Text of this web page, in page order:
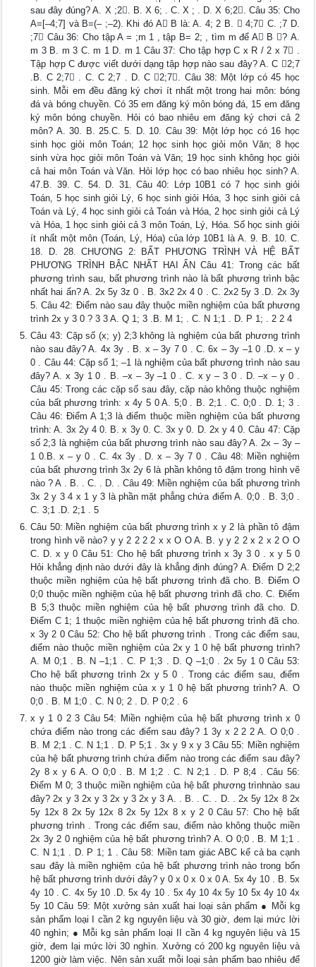
sau đây đúng? A. X ;2. B. X 6; . C. X ; . D. X 6;2. Câu 35: Cho
A=[–4;7] và B=(– ;–2). Khi đó A B là: A. 4; 2 B.  4;7 C. ;7 D.
;7 Câu 36: Cho tập A = ;m 1 , tập B= 2; , tìm m để A B ? A.
m 3 B. m 3 C. m 1 D. m 1 Câu 37: Cho tập hợp C x R / 2 x 7 .
Tập hợp C được viết dưới dạng tập hợp nào sau đây? A. C 2;7
.B. C 2;7 . C. C 2;7 . D. C 2;7. Câu 38: Một lớp có 45 học
sinh. Mỗi em đều đăng ký chơi ít nhất một trong hai môn: bóng
đá và bóng chuyền. Có 35 em đăng ký môn bóng đá, 15 em đăng
ký môn bóng chuyền. Hỏi có bao nhiêu em đăng ký chơi cả 2
môn? A. 30. B. 25.C. 5. D. 10. Câu 39: Một lớp học có 16 học
sinh học giỏi môn Toán; 12 học sinh học giỏi môn Văn; 8 học
sinh vừa học giỏi môn Toán và Văn; 19 học sinh không học giỏi
cả hai môn Toán và Văn. Hỏi lớp học có bao nhiêu học sinh? A.
47.B. 39. C. 54. D. 31. Câu 40: Lớp 10B1 có 7 học sinh giỏi
Toán, 5 học sinh giỏi Lý, 6 học sinh giỏi Hóa, 3 học sinh giỏi cả
Toán và Lý, 4 học sinh giỏi cả Toán và Hóa, 2 học sinh giỏi cả Lý
và Hóa, 1 học sinh giỏi cả 3 môn Toán, Lý, Hóa. Số học sinh giỏi
ít nhất một môn (Toán, Lý, Hóa) của lớp 10B1 là A. 9. B. 10. C.
18. D. 28. CHƯƠNG 2: BẤT PHƯƠNG TRÌNH VÀ HỆ BẤT
PHƯƠNG TRÌNH BẬC NHẤT HAI ẨN Câu 41: Trong các bất
phương trình sau, bất phương trình nào là bất phương trình bậc
nhất hai ẩn? A. 2x 5y 3z 0 . B. 3x2 2x 4 0 . C. 2x2 5y 3 .D. 2x 3y
5. Câu 42: Điểm nào sau đây thuộc miền nghiệm của bất phương
trình 2x y 3 0 ? 3 3 A. Q 1; 3 .B. M 1; . C. N 1;1 . D. P 1; . 2 2 4
Câu 43: Cặp số (x; y) 2;3 không là nghiệm của bất phương trình
nào sau đây? A. 4x 3y . B. x – 3y 7 0 . C. 6x – 3y –1 0 .D. x – y
0 . Câu 44: Cặp số 1; –1 là nghiệm của bất phương trình nào sau
đây? A. x 3y 1 0 . B. –x – 3y –1 0 . C. x y – 3 0 . D. –x – y 0 .
Câu 45: Trong các cặp số sau đây, cặp nào không thuộc nghiệm
của bất phương trình: x 4y 5 0 A. 5;0 . B. 2;1 . C. 0;0 . D. 1; 3 .
Câu 46: Điểm A 1;3 là điểm thuộc miền nghiệm của bất phương
trình: A. 3x 2y 4 0. B. x 3y 0. C. 3x y 0. D. 2x y 4 0. Câu 47: Cặp
số 2;3 là nghiệm của bất phương trình nào sau đây? A. 2x – 3y –
1 0.B. x – y 0 . C. 4x 3y . D. x – 3y 7 0 . Câu 48: Miền nghiệm
của bất phương trình 3x 2y 6 là phần không tô đậm trong hình vẽ
nào ? A . B. . C. . D. . Câu 49: Miền nghiệm của bất phương trình
3x 2 y 3 4 x 1 y 3 là phần mặt phẳng chứa điểm A. 0;0 . B. 3;0 .
C. 3;1 .D. 2;1 . 5
Câu 50: Miền nghiệm của bất phương trình x y 2 là phần tô đậm
trong hình vẽ nào? y y 2 2 2 2 x x O O A. B. y y 2 2 x 2 x 2 O O
C. D. x y 0 Câu 51: Cho hệ bất phương trình x 3y 3 0 . x y 5 0
Hỏi khẳng định nào dưới đây là khẳng định đúng? A. Điểm D 2;2
thuộc miền nghiệm của hệ bất phương trình đã cho. B. Điểm O
0;0 thuộc miền nghiệm của hệ bất phương trình đã cho. C. Điểm
B 5;3 thuộc miền nghiệm của hệ bất phương trình đã cho. D.
Điểm C 1; 1 thuộc miền nghiệm của hệ bất phương trình đã cho.
x 3y 2 0 Câu 52: Cho hệ bất phương trình . Trong các điểm sau,
điểm nào thuộc miền nghiệm của 2x y 1 0 hệ bất phương trình?
A. M 0;1 . B. N –1;1 . C. P 1;3 . D. Q –1;0 . 2x 5y 1 0 Câu 53:
Cho hệ bất phương trình 2x y 5 0 . Trong các điểm sau, điểm
nào thuộc miền nghiệm của x y 1 0 hệ bất phương trình? A. O
0;0 . B. M 1;0 . C. N 0; 2 . D. P 0;2 . 6
x y 1 0 2 3 Câu 54: Miền nghiệm của hệ bất phương trình x 0
chứa điểm nào trong các điểm sau đây? 1 3y x 2 2 2 A. O 0;0 .
B. M 2;1 . C. N 1;1 . D. P 5;1 . 3x y 9 x y 3 Câu 55: Miền nghiệm
của hệ bất phương trình chứa điểm nào trong các điểm sau đây?
2y 8 x y 6 A. O 0;0 . B. M 1;2 . C. N 2;1 . D. P 8;4 . Câu 56:
Điểm M 0; 3 thuộc miền nghiệm của hệ bất phương trìnhnào sau
đây? 2x y 3 2x y 3 2x y 3 2x y 3 A. . B. . C. . D. . 2x 5y 12x 8 2x
5y 12x 8 2x 5y 12x 8 2x 5y 12x 8 x y 2 0 Câu 57: Cho hệ bất
phương trình . Trong các điểm sau, điểm nào không thuộc miền
2x 3y 2 0 nghiệm của hệ bất phương trình? A. O 0;0 . B. M 1;1 .
C. N 1;1 . D. P 1; 1 . Câu 58: Miền tam giác ABC kể cả ba cạnh
sau đây là miền nghiệm của hệ bất phương trình nào trong bốn
hệ bất phương trình dưới đây? y 0 x 0 x 0 x 0 A. 5x 4y 10 . B. 5x
4y 10 . C. 4x 5y 10 .D. 5x 4y 10 . 5x 4y 10 4x 5y 10 5x 4y 10 4x
5y 10 Câu 59: Một xưởng sản xuất hai loại sản phẩm ● Mỗi kg
sản phẩm loại I cần 2 kg nguyên liệu và 30 giờ, đem lại mức lời
40 nghìn; ● Mỗi kg sản phẩm loại II cần 4 kg nguyên liệu và 15
giờ, đem lại mức lời 30 nghìn. Xưởng có 200 kg nguyên liệu và
1200 giờ làm việc. Nên sản xuất mỗi loại sản phẩm bao nhiêu để